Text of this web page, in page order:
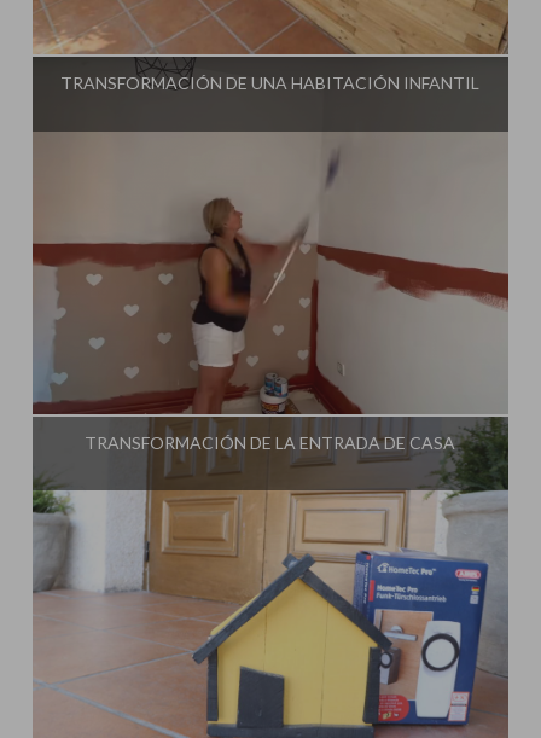
Influencer:Steffido
TRANSFORMACIÓN DE UNA HABITACIÓN INFANTIL
Influencer:Steffido
TRANSFORMACIÓN DE LA ENTRADA DE CASA